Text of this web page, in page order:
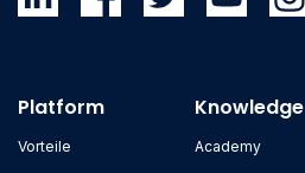
Platform
Vorteile
Knowledge
Academy